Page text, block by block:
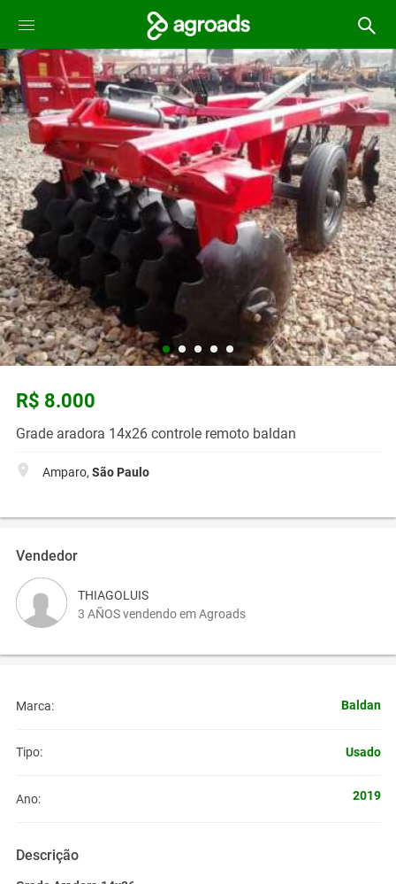
R$ 8.000
Grade aradora 14x26 controle remoto baldan
Amparo, São Paulo
Vendedor
THIAGOLUIS
3 AÑOS vendendo em Agroads
Marca: Baldan
Tipo: Usado
Ano: 2019
Descrição